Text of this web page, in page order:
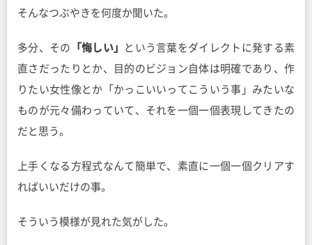
そんなつぶやきを何度か聞いた。
多分、その 「悔しい」
という言葉をダイレクトに発する素
直さだったりとか、目的のビジョン自体は明確であり、作
りたい女性像とか「かっこいいってこういう事」みたいな
ものが元々備わっていて、それを一個一個表現してきたの
だと思う。
上手くなる方程式なんて簡単で、素直に一個一個クリアす
ればいいだけの事。
そういう模様が見れた気がした。